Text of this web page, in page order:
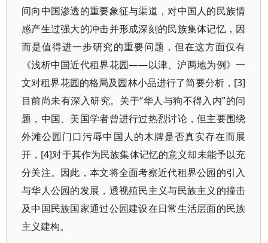
间向中国渗透的重要象征与渠道，对中国人的民族情
感产生过强大的冲击并形成深刻的民族集体记忆，因
而是值得进一步研究的重要问题，但在这方面仅有
《浅析中国近代租界花园——以津、沪两地为例》一
文对租界花园的格局及园林小品进行了简要分析，[3]
目前尚未有深入研究。关于“华人与狗不得入内”的问
题，中国、美国学者曾进行过热烈讨论，但主要围绕
外滩公园门口污辱中国人的木牌是否真实存在而展
开，[4]对于其作为民族集体记忆的意义却未能予以充
分关注。因此，本文将全面考察近代租界公园的引入
与华人公园的发展，透视殖民主义与民族主义的撞击
及中国民族国家通过公园建设在日常生活层面的民族
主义建构。